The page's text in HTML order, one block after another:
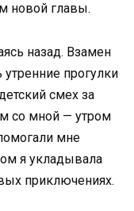
новой главы.
назад. Взамен
прогулки
смех за
со мной — утром
мне
я укладывала
приключениях.